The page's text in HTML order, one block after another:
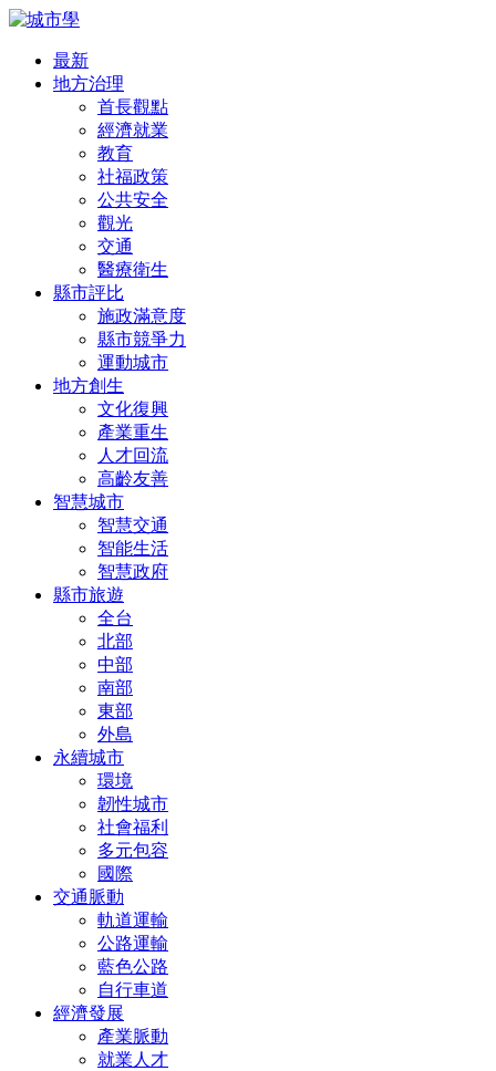
最新
地方治理
首長觀點
經濟就業
教育
社福政策
公共安全
觀光
交通
醫療衛生
縣市評比
施政滿意度
縣市競爭力
運動城市
地方創生
文化復興
產業重生
人才回流
高齡友善
智慧城市
智慧交通
智能生活
智慧政府
縣市旅遊
全台
北部
中部
南部
東部
外島
永續城市
環境
韌性城市
社會福利
多元包容
國際
交通脈動
軌道運輸
公路運輸
藍色公路
自行車道
經濟發展
產業脈動
就業人才